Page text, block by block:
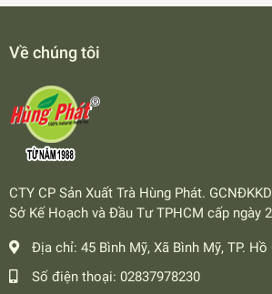
Về chúng tôi
CTY CP Sản Xuất Trà Hùng Phát.
Sở Kế Hoạch và Đầu Tư TPHCM cấp ngày
Địa chỉ: 45 Bình Mỹ, Xã Bình Mỹ, TP.
Số điện thoại: 02837978230